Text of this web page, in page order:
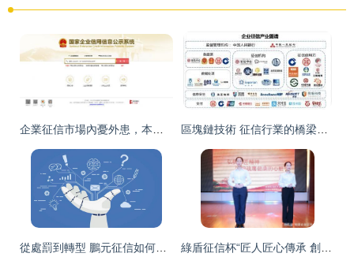
企業征信市場內憂外患，本土企業誰將突圍？— 行業現狀與潛力分析 區塊鏈技術 征信行業的橋梁與信任基石
從處罰到轉型 鵬元征信如何以數字化撬動企業征信服務新動能 綠盾征信杯“匠人匠心傳承 創業創新筑夢”演講決賽在襄陽拉開帷幕，展現市場調查精神